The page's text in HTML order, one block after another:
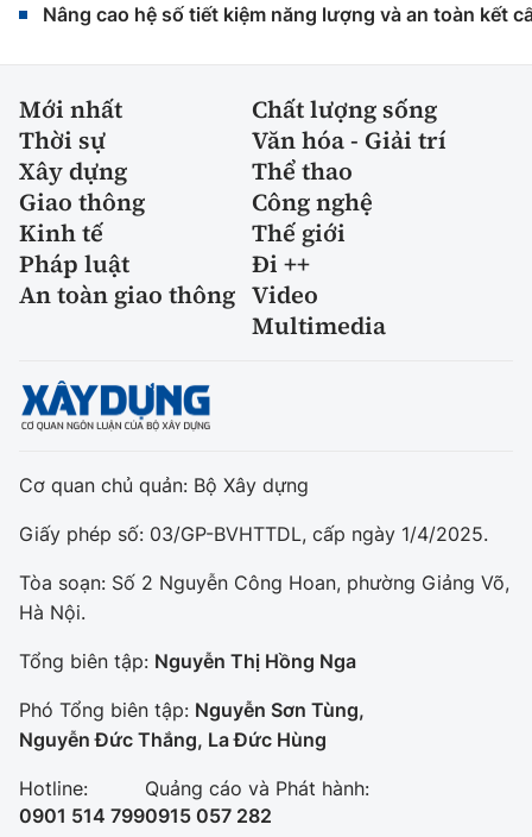
Nâng cao hệ số tiết kiệm năng lượng và an toàn kết
Mới nhất
Chất lượng sống
Thời sự
Văn hóa - Giải trí
Xây dựng
Thể thao
Giao thông
Công nghệ
Kinh tế
Thế giới
Pháp luật
Đi ++
An toàn giao thông Video
Multimedia
Cơ quan chủ quản: Bộ Xây dựng
Giấy phép số: 03/GP-BVHTTDL, cấp ngày 1/4/2025.
Tòa soạn: Số 2 Nguyễn Công Hoan, phường Giảng Võ,
Hà Nội.
Tổng biên tập: Nguyễn Thị Hồng Nga
Phó Tổng biên tập: Nguyễn Sơn Tùng,
Nguyễn Đức Thắng, La Đức Hùng
Hotline:
0901 514 799
Quảng cáo và Phát hành:
0915 057 282